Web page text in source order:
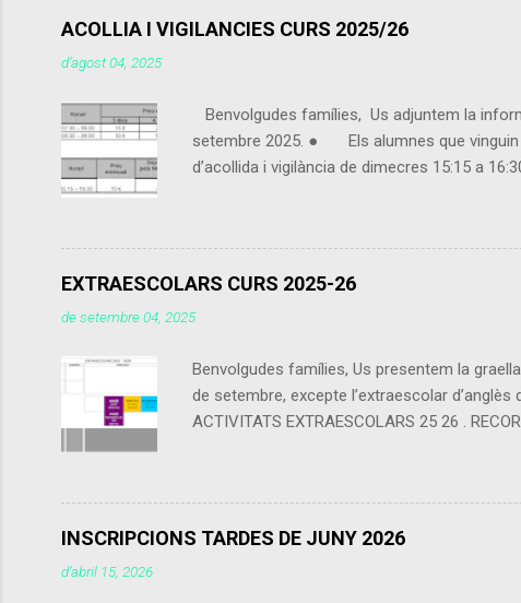
ACOLLIA I VIGILANCIES CURS 2025/26
d’agost 04, 2025
Benvolgudes famílies, Us adjuntem la
setembre 2025. ● Els alumnes que vinguin
d’acollida i vigilància de dimecres 15:15 a
EXTRAESCOLARS CURS 2025-26
de setembre 04, 2025
Benvolgudes famílies, Us presentem la
de setembre, excepte l’extraescolar
ACTIVITATS EXTRAESCOLARS 25 26 .
l’empresa. A les activitats de tarda (Anglès
final de cada trimestre (encara que les
INSCRIPCIONS TARDES DE JUNY 2026
d’abril 15, 2026